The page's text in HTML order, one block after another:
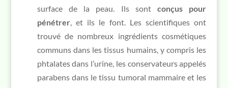
surface de la peau. Ils sontconçus pour
pénétrer, et ils le font. Les scientifiques ont
trouvé de nombreux ingrédients cosmétiques
communs dans les tissus humains, y compris les
phtalates dans l’urine, les conservateurs appelés
parabens dans le tissu tumoral mammaire et les